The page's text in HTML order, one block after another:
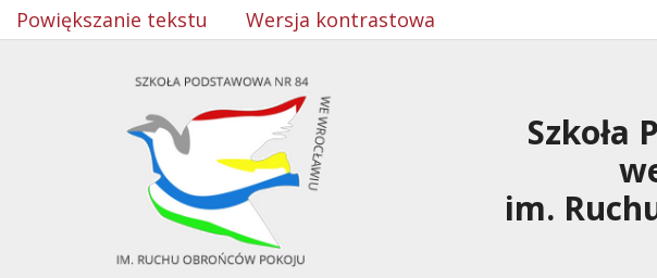
Powiększanie tekstu Wersja kontrastowa
Szkoła
im.